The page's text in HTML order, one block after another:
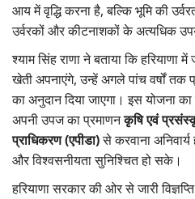
Agriculture Conclave and
Awards 2022
Agri Start-Ups
Language
English Hindi
आय में वृद्धि करना है, बल्कि भूमि की
उर्वरकों और कीटनाशकों के अत्यधिक
श्याम सिंह राणा ने बताया कि हरियाणा
खेती अपनाएंगे, उन्हें अगले पांच वर्षों तक
का अनुदान दिया जाएगा। इस योजना
अपनी उपज का प्रमाणनकृषि एवं
प्राधिकरण (एपीडा)से करवाना अनिवार्य
और विश्वसनीयता सुनिश्चित हो सके।
हरियाणा सरकार की ओर से जारी